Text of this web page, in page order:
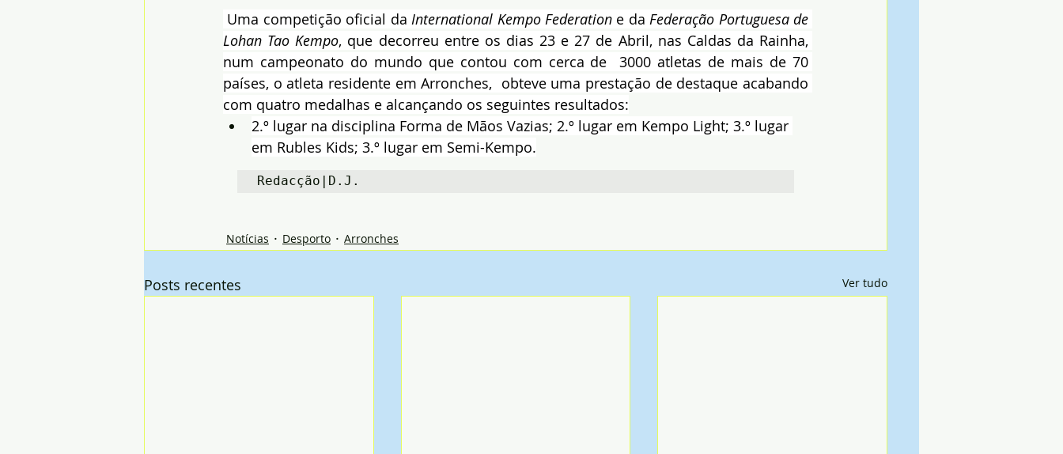
Uma competição oficial da International Kempo Federation e da Federação Portuguesa de
Lohan Tao Kempo, que decorreu entre os dias 23 e 27 de Abril, nas Caldas da Rainha,
num campeonato do mundo que contou com cerca de  3000 atletas de mais de 70
países, o atleta residente em Arronches,  obteve uma prestação de destaque acabando
com quatro medalhas e alcançando os seguintes resultados:
2.º lugar na disciplina Forma de Mãos Vazias; 2.º lugar em Kempo Light; 3.º lugar
em Rubles Kids; 3.º lugar em Semi-Kempo.
Redacção|D.J.
Notícias Desporto Arronches
Posts recentes Ver tudo